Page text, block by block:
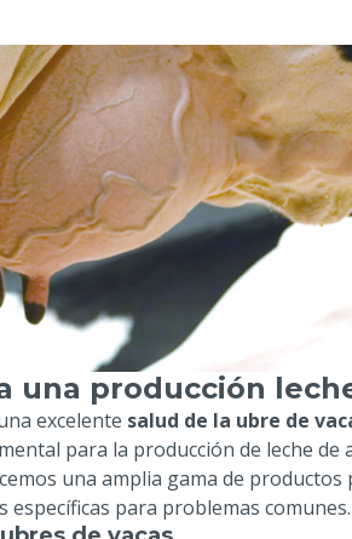
una producción
excelente salud de la ubre de
para la producción de leche de
una amplia gama de
para problemas comunes.